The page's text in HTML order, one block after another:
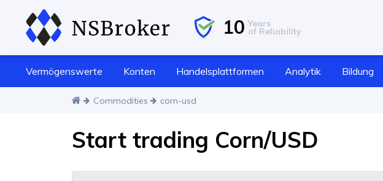
10 Years
of Reliability
Vermögenswerte Konten Handelsplattformen Analytik Bildung
Commodities corn-usd
Start trading Corn/USD